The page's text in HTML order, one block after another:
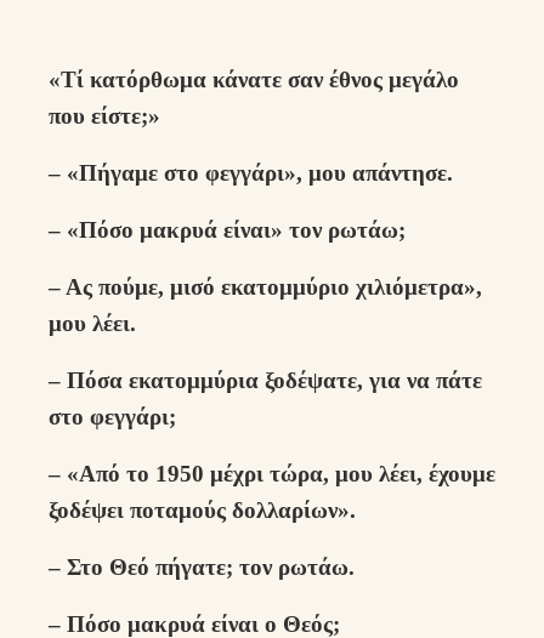
«Τί κατόρθωμα κάνατε σαν έθνος μεγάλο
που είστε;»
– «Πήγαμε στο φεγγάρι», μου απάντησε.
– «Πόσο μακρυά είναι» τον ρωτάω;
– Ας πούμε, μισό εκατομμύριο χιλιόμετρα»,
μου λέει.
– Πόσα εκατομμύρια ξοδέψατε, για να πάτε
στο φεγγάρι;
– «Από το 1950 μέχρι τώρα, μου λέει, έχουμε
ξοδέψει ποταμούς δολλαρίων».
– Στο Θεό πήγατε; τον ρωτάω.
– Πόσο μακρυά είναι ο Θεός;